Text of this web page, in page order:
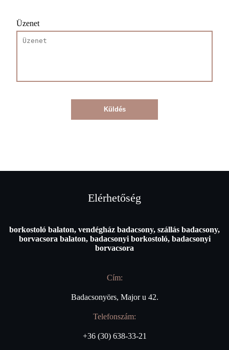
Üzenet
Küldés
Elérhetőség
borkostoló balaton, vendégház badacsony, szállás badacsony,
borvacsora balaton, badacsonyi borkostoló, badacsonyi
borvacsora
Cím:
Badacsonyörs, Major u 42.
Telefonszám:
+36 (30) 638-33-21